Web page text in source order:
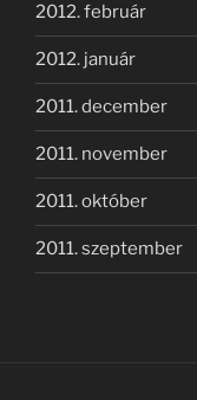
2012. február
2012. január
2011. december
2011. november
2011. október
2011. szeptember